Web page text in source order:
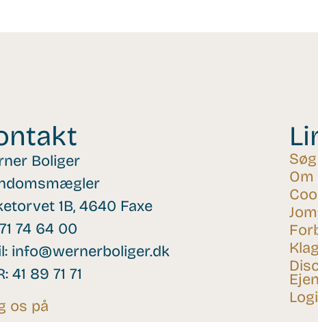
Boliger
1B, 4640 Faxe
71 74 64 00
info@wernerboliger.dk
41 89 71 71
os på